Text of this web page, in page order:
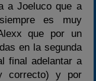
a Joeluco que a
es muy
que por un
en la segunda
final adelantar a
correcto) y por